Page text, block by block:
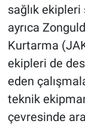
sağlık
ayrıca
Kurtarma
ekipleri de
eden
teknik
çevresinde